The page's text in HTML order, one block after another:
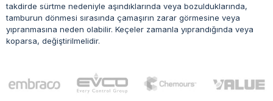
takdirde sürtme nedeniyle aşındıklarında veya bozulduklarında,
tamburun dönmesi sırasında çamaşırın zarar görmesine veya
yıpranmasına neden olabilir. Keçeler zamanla yıprandığında veya
koparsa, değiştirilmelidir.